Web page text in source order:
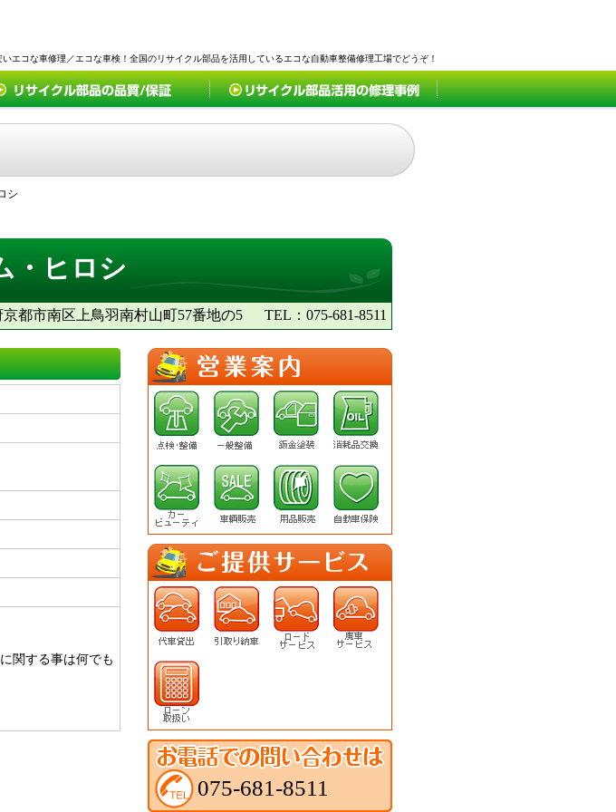
エコな車修理／エコな車検！全国のリサイクル部品を活用しているエコな自動車整備修理工場でどうぞ！
シ
・ヒロシ
京都市南区上鳥羽南村山町57番地の5 TEL：075-681-8511
関する事は何でも
075-681-8511